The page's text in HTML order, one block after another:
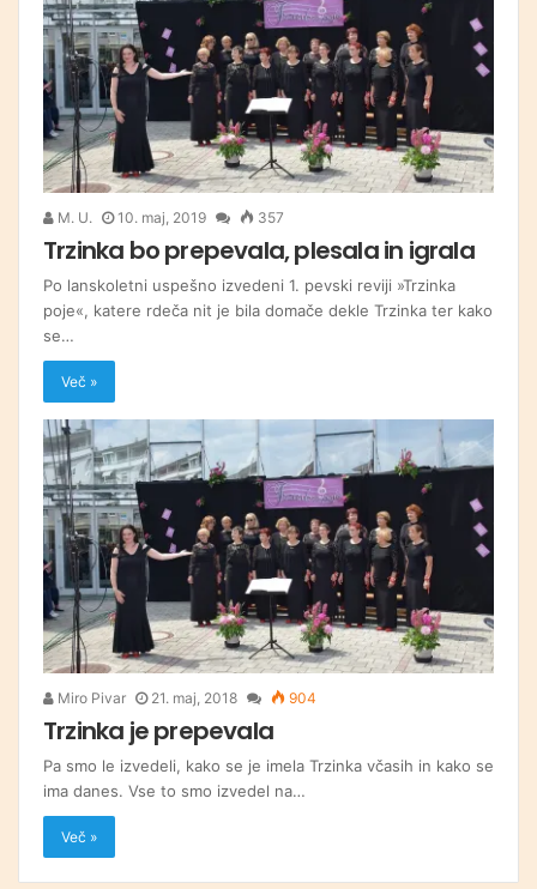
M. U. 10. maj, 2019 357
Trzinka bo prepevala, plesala in igrala
Po lanskoletni uspešno izvedeni 1. pevski reviji »Trzinka
poje«, katere rdeča nit je bila domače dekle Trzinka ter kako
se…
Več »
Miro Pivar 21. maj, 2018 904
Trzinka je prepevala
Pa smo le izvedeli, kako se je imela Trzinka včasih in kako se
ima danes. Vse to smo izvedel na…
Več »